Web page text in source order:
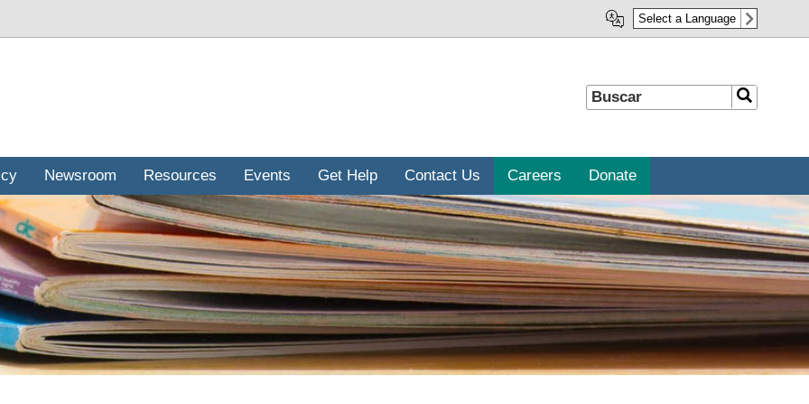
Select a Language
Buscar Buscar
Newsroom Resources Events Get Help Contact Us Careers Donate